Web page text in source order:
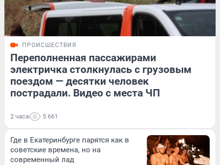
ПРОИСШЕСТВИЯ
Переполненная пассажирами
электричка столкнулась с грузовым
поездом — десятки человек
пострадали. Видео с места ЧП
2 часа 5 661
Где в Екатеринбурге парятся как в
советские времена, но на
современный лад